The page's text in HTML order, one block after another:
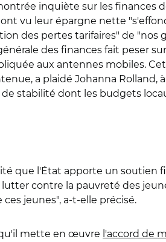
inquiète sur les finances
vu leur épargne nette
des pertes tarifaires" de "nos
des finances fait peser
aux antennes mobiles.
a plaidé Johanna
stabilité dont les budgets
que l'État apporte un
contre la pauvreté des
jeunes", a-t-elle précisé.
mette en œuvre l'accord de